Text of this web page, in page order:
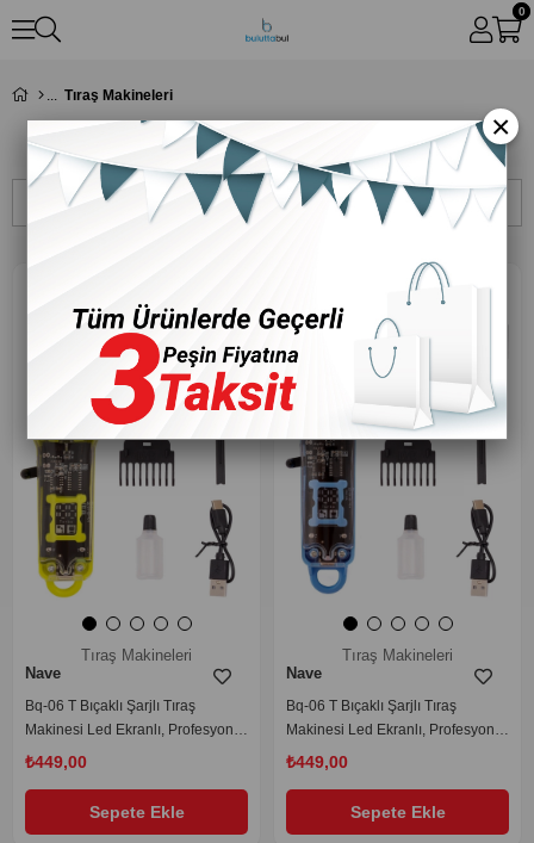
0
Tıraş Makineleri
Tıraş Makineleri
Filtreleme
Sıralama
Tıraş Makineleri
Nave
Bq-06 T Bıçaklı Şarjlı Tıraş
Makinesi Led Ekranlı, Profesyonel
Sakal Ve Saç Kesim
₺449,00
Sepete Ekle
Tıraş Makineleri
Nave
Bq-06 T Bıçaklı Şarjlı Tıraş
Makinesi Led Ekranlı, Profesyonel
Sakal Ve Saç Kesim
₺449,00
Sepete Ekle
×